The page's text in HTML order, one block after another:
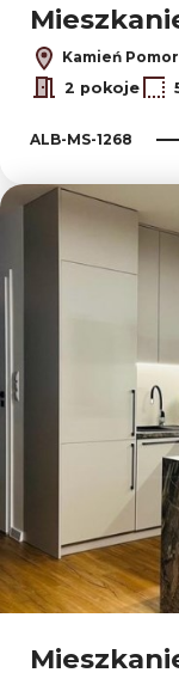
Kamień
2 pokoje
ALB-MS-1268